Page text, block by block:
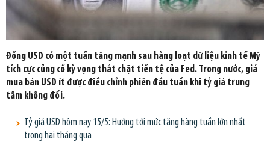
Đồng USD có một tuần tăng mạnh sau hàng loạt dữ liệu kinh tế Mỹ
tích cực củng cố kỳ vọng thắt chặt tiền tệ của Fed. Trong nước, giá
mua bán USD ít được điều chỉnh phiên đầu tuần khi tỷ giá trung
tâm không đổi.
Tỷ giá USD hôm nay 15/5: Hướng tới mức tăng hàng tuần lớn nhất
trong hai tháng qua